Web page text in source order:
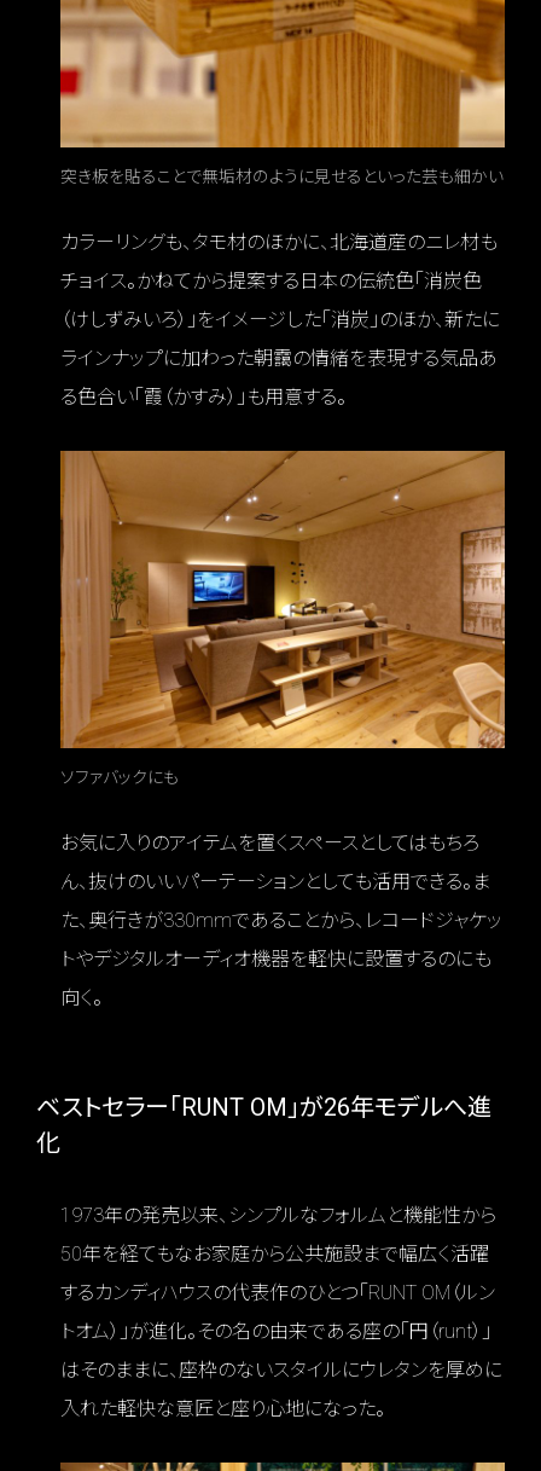
突き板を貼ることで無垢材のように見せるといった芸も細かい
カラーリングも、タモ材のほかに、北海道産のニレ材も
チョイス。かねてから提案する日本の伝統色「消炭色
（けしずみいろ）」をイメージした「消炭」のほか、新たに
ラインナップに加わった朝靄の情緒を表現する気品あ
る色合い「霞（かすみ）」も用意する。
ソファバックにも
お気に入りのアイテムを置くスペースとしてはもちろ
ん、抜けのいいパーテーションとしても活用できる。ま
た、奥行きが330mmであることから、レコードジャケッ
トやデジタルオーディオ機器を軽快に設置するのにも
向く。
ベストセラー「RUNT OM」が26年モデルへ進
化
1973年の発売以来、シンプルなフォルムと機能性から
50年を経てもなお家庭から公共施設まで幅広く活躍
するカンディハウスの代表作のひとつ「RUNT OM（ルン
トオム）」が進化。その名の由来である座の「円（runt）」
はそのままに、座枠のないスタイルにウレタンを厚めに
入れた軽快な意匠と座り心地になった。